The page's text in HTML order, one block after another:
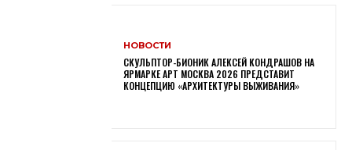
НОВОСТИ
СКУЛЬПТОР-БИОНИК АЛЕКСЕЙ КОНДРАШОВ НА
ЯРМАРКЕ АРТ МОСКВА 2026 ПРЕДСТАВИТ
КОНЦЕПЦИЮ «АРХИТЕКТУРЫ ВЫЖИВАНИЯ»